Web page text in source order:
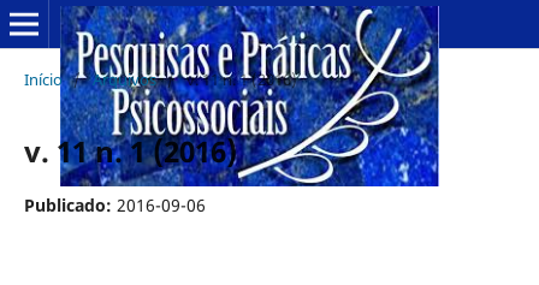
Início / Arquivos / v. 11 n. 1 (2016)
v. 11 n. 1 (2016)
Publicado: 2016-09-06